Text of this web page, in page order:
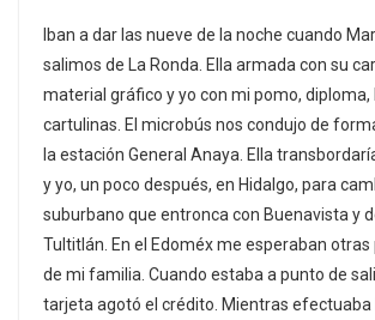
Iban a dar las nueve de la noche cuando
salimos de La Ronda. Ella armada con su
material gráfico y yo con mi pomo, diploma,
cartulinas. El microbús nos condujo de
la estación General Anaya. Ella
y yo, un poco después, en Hidalgo, para
suburbano que entronca con Buenavista y
Tultitlán. En el Edoméx me esperaban otras
de mi familia. Cuando estaba a punto de
tarjeta agotó el crédito. Mientras efectuaba